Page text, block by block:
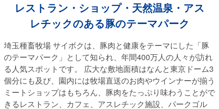
レストラン・ショップ・天然温泉・アス
レチックのある豚のテーマパーク
埼玉種畜牧場 サイボクは、豚肉と健康をテーマにした「豚
のテーマパーク」として知られ、年間400万人の人々が訪れ
る人気スポットです。 広大な敷地面積はなんと東京ドーム3
個分にも及び、園内には牧場直送のお肉やウインナーが揃う
ミートショップはもちろん、豚肉をたっぷり味わうことがで
きるレストラン、カフェ、アスレチック施設、パークゴル